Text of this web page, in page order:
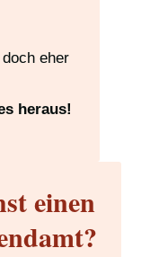
eher
heraus!
einen